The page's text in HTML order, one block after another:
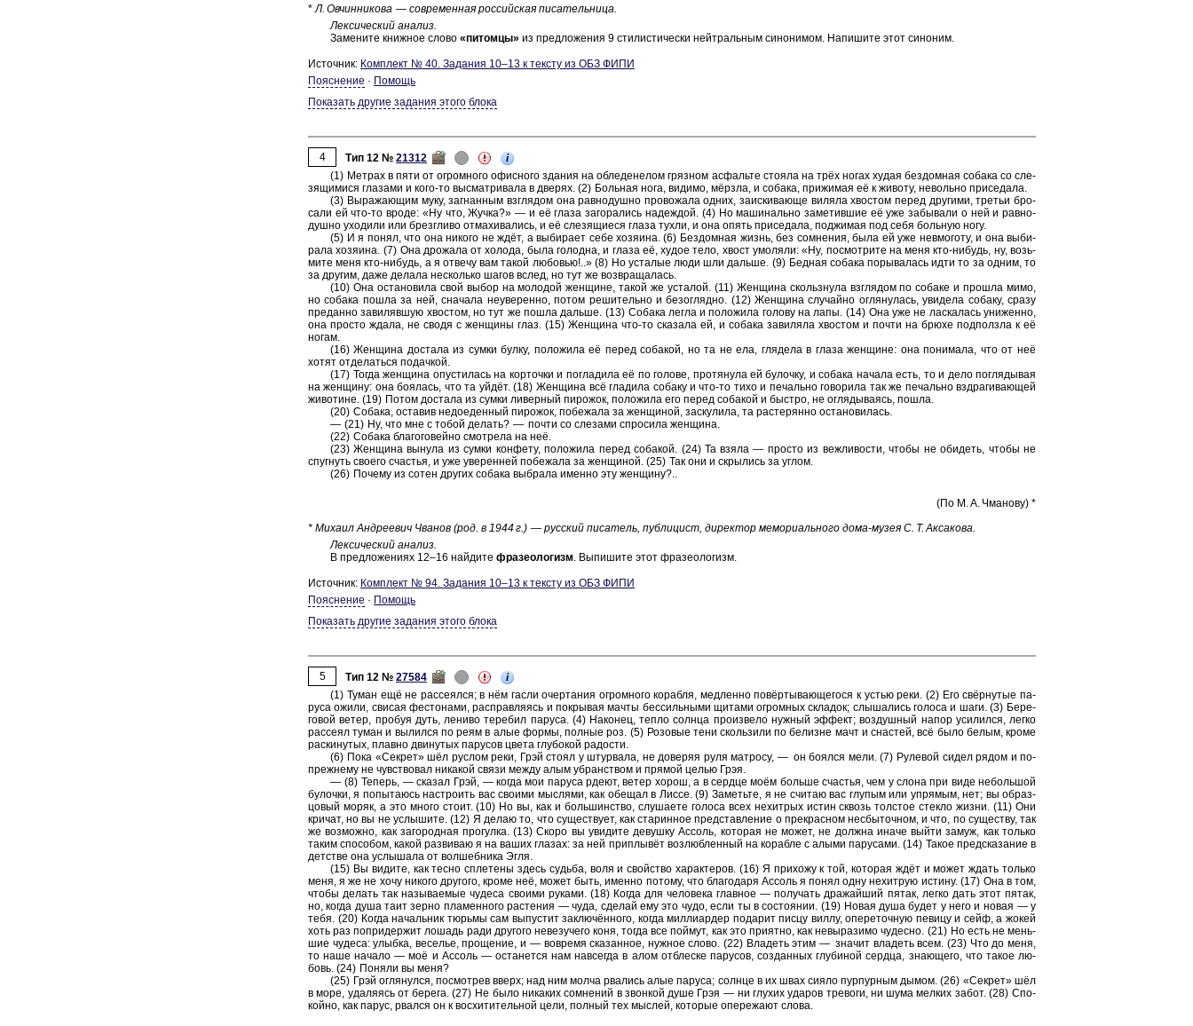
*Л. Ов­чин­ни­ко­ва — со­вре­мен­ная рос­сий­ская пи­са­тель­ни­ца.
Лек­си­че­ский ана­лиз.
За­ме­ни­те книж­ное слово «пи­том­цы» из пред­ло­же­ния 9 сти­ли­сти­че­ски ней­траль­ным си­но­ни­мом. На­пи­ши­те этот си­но­ним.
Источник: Ком­плект № 40. За­да­ния 10–13 к тек­сту из ОБЗ ФИПИ
Пояснение · Помощь
Показать другие задания этого блока
4 Тип 12 № 21312
i
(1) Мет­рах в пяти от огром­но­го офис­но­го зда­ния на об­ле­де­не­лом гряз­ном ас­фаль­те сто­я­ла на трёх ногах худая без­дом­ная со­ба­ка со сле­
зя­щи­ми­ся гла­за­ми и кого-то вы­смат­ри­ва­ла в две­рях. (2) Боль­ная нога, ви­ди­мо, мёрзла, и со­ба­ка, при­жи­мая её к жи­во­ту, не­воль­но при­се­да­ла.
(3) Вы­ра­жа­ю­щим муку, за­гнан­ным взгля­дом она рав­но­душ­но про­во­жа­ла одних, за­ис­ки­ва­ю­ще ви­ля­ла хво­стом перед дру­ги­ми, тре­тьи бро­
са­ли ей что-⁠то вроде: «Ну что, Жучка?» — и её глаза за­го­ра­лись на­деж­дой. (4) Но ма­ши­наль­но за­ме­тив­шие её уже за­бы­ва­ли о ней и рав­но­
душ­но ухо­ди­ли или брезг­ли­во от­ма­хи­ва­лись, и её сле­зя­щи­е­ся глаза тухли, и она опять при­се­да­ла, под­жи­мая под себя боль­ную ногу.
(5) И я понял, что она ни­ко­го не ждёт, а вы­би­ра­ет себе хо­зя­и­на. (6) Без­дом­ная жизнь, без со­мне­ния, была ей уже нев­мо­го­ту, и она вы­би­
ра­ла хо­зя­и­на. (7) Она дро­жа­ла от хо­ло­да, была го­лод­на, и глаза её, худое тело, хвост умо­ля­ли: «Ну, по­смот­ри­те на меня кто-⁠ни­будь, ну, возь­
ми­те меня кто-ни­будь, а я от­ве­чу вам такой лю­бо­вью!..» (8) Но уста­лые люди шли даль­ше. (9) Бед­ная со­ба­ка по­ры­ва­лась идти то за одним, то
за дру­гим, даже де­ла­ла не­сколь­ко шагов вслед, но тут же воз­вра­ща­лась.
(10) Она оста­но­ви­ла свой выбор на мо­ло­дой жен­щи­не, такой же уста­лой. (11) Жен­щи­на скольз­ну­ла взгля­дом по со­ба­ке и про­шла мимо,
но со­ба­ка пошла за ней, сна­ча­ла не­уве­рен­но, потом ре­ши­тель­но и без­огляд­но. (12) Жен­щи­на слу­чай­но огля­ну­лась, уви­де­ла со­ба­ку, сразу
пре­дан­но за­ви­ляв­шую хво­стом, но тут же пошла даль­ше. (13) Со­ба­ка легла и по­ло­жи­ла го­ло­ву на лапы. (14) Она уже не лас­ка­лась уни­жен­но,
она про­сто ждала, не сводя с жен­щи­ны глаз. (15) Жен­щи­на что-⁠то ска­за­ла ей, и со­ба­ка за­ви­ля­ла хво­стом и почти на брюхе под­полз­ла к её
ногам.
(16) Жен­щи­на до­ста­ла из сумки булку, по­ло­жи­ла её перед со­ба­кой, но та не ела, гля­де­ла в глаза жен­щи­не: она по­ни­ма­ла, что от неё
хотят от­де­лать­ся по­дач­кой.
(17) Тогда жен­щи­на опу­сти­лась на кор­точ­ки и по­гла­ди­ла её по го­ло­ве, про­тя­ну­ла ей бу­лоч­ку, и со­ба­ка на­ча­ла есть, то и дело по­гля­ды­вая
на жен­щи­ну: она бо­я­лась, что та уйдёт. (18) Жен­щи­на всё гла­ди­ла со­ба­ку и что-то тихо и пе­чаль­но го­во­ри­ла так же пе­чаль­но вздра­ги­ва­ю­щей
жи­во­ти­не. (19) Потом до­ста­ла из сумки ли­вер­ный пи­ро­жок, по­ло­жи­ла его перед со­ба­кой и быст­ро, не огля­ды­ва­ясь, пошла.
(20) Со­ба­ка, оста­вив не­до­еден­ный пи­ро­жок, по­бе­жа­ла за жен­щи­ной, за­ску­ли­ла, та рас­те­рян­но оста­но­ви­лась.
— (21) Ну, что мне с тобой де­лать? — почти со сле­за­ми спро­си­ла жен­щи­на.
(22) Со­ба­ка бла­го­го­вей­но смот­ре­ла на неё.
(23) Жен­щи­на вы­ну­ла из сумки кон­фе­ту, по­ло­жи­ла перед со­ба­кой. (24) Та взяла — про­сто из веж­ли­во­сти, чтобы не оби­деть, чтобы не
спуг­нуть сво­е­го сча­стья, и уже уве­рен­ней по­бе­жа­ла за жен­щи­ной. (25) Так они и скры­лись за углом.
(26) По­че­му из сотен дру­гих со­ба­ка вы­бра­ла имен­но эту жен­щи­ну?..
(По М. А. Чма­но­ву) *
* Ми­ха­ил Ан­дре­евич Чва­нов (род. в 1944 г.) — рус­ский пи­са­тель, пуб­ли­цист, ди­рек­тор ме­мо­ри­аль­но­го дома-⁠музея С. Т. Ак­са­ко­ва.
Лек­си­че­ский ана­лиз.
В пред­ло­же­ни­ях 12–16 най­ди­те фра­зео­ло­гизм. Вы­пи­ши­те этот фра­зео­ло­гизм.
Источник: Ком­плект № 94. За­да­ния 10–13 к тек­сту из ОБЗ ФИПИ
Пояснение · Помощь
Показать другие задания этого блока
5 Тип 12 № 27584
i
(1) Туман ещё не рас­се­ял­ся; в нём гасли очер­та­ния огром­но­го ко­раб­ля, мед­лен­но повёрты­ва­ю­ще­го­ся к устью реки. (2) Его свёрну­тые па­
ру­са ожили, сви­сая фе­сто­на­ми, рас­прав­ля­ясь и по­кры­вая мачты бес­силь­ны­ми щи­та­ми огром­ных скла­док; слы­ша­лись го­ло­са и шаги. (3) Бе­ре­
го­вой ветер, про­буя дуть, ле­ни­во те­ре­бил па­ру­са. (4) На­ко­нец, тепло солн­ца про­из­ве­ло нуж­ный эф­фект; воз­душ­ный напор уси­лил­ся, легко
рас­се­ял туман и вы­лил­ся по реям в алые формы, пол­ные роз. (5) Ро­зо­вые тени сколь­зи­ли по бе­лиз­не мачт и сна­стей, всё было белым, кроме
рас­ки­ну­тых, плав­но дви­ну­тых па­ру­сов цвета глу­бо­кой ра­до­сти.
(6) Пока «Сек­рет» шёл рус­лом реки, Грэй стоял у штур­ва­ла, не до­ве­ряя руля мат­ро­су, — он бо­ял­ся мели. (7) Ру­ле­вой сидел рядом и по-
преж­не­му не чув­ство­вал ни­ка­кой связи между алым убран­ством и пря­мой целью Грэя.
— (8) Те­перь, — ска­зал Грэй, — когда мои па­ру­са рдеют, ветер хорош, а в серд­це моём боль­ше сча­стья, чем у слона при виде не­боль­шой
бу­лоч­ки, я по­пы­та­юсь на­стро­ить вас сво­и­ми мыс­ля­ми, как обе­щал в Лиссе. (9) За­меть­те, я не счи­таю вас глу­пым или упря­мым, нет; вы об­раз­
цо­вый моряк, а это много стоит. (10) Но вы, как и боль­шин­ство, слу­ша­е­те го­ло­са всех не­хит­рых истин сквозь тол­стое стек­ло жизни. (11) Они
кри­чат, но вы не услы­ши­те. (12) Я делаю то, что су­ще­ству­ет, как ста­рин­ное пред­став­ле­ние о пре­крас­ном не­сбы­точ­ном, и что, по су­ще­ству, так
же воз­мож­но, как за­го­род­ная про­гул­ка. (13) Скоро вы уви­ди­те де­вуш­ку Ас­соль, ко­то­рая не может, не долж­на иначе выйти замуж, как толь­ко
таким спо­со­бом, какой раз­ви­ваю я на ваших гла­зах: за ней при­плывёт воз­люб­лен­ный на ко­раб­ле с алыми па­ру­са­ми. (14) Такое пред­ска­за­ние в
дет­стве она услы­ша­ла от вол­шеб­ни­ка Эгля.
(15) Вы ви­ди­те, как тесно спле­те­ны здесь судь­ба, воля и свой­ство ха­рак­те­ров. (16) Я при­хо­жу к той, ко­то­рая ждёт и может ждать толь­ко
меня, я же не хочу ни­ко­го дру­го­го, кроме неё, может быть, имен­но по­то­му, что бла­го­да­ря Ас­соль я понял одну не­хит­рую ис­ти­ну. (17) Она в том,
чтобы де­лать так на­зы­ва­е­мые чу­де­са сво­и­ми ру­ка­ми. (18) Когда для че­ло­ве­ка глав­ное — по­лу­чать дра­жай­ший пятак, легко дать этот пятак,
но, когда душа таит зерно пла­мен­но­го рас­те­ния — чуда, сде­лай ему это чудо, если ты в со­сто­я­нии. (19) Новая душа будет у него и новая — у
тебя. (20) Когда на­чаль­ник тюрь­мы сам вы­пу­стит за­ключённого, когда мил­ли­ар­дер по­да­рит писцу виллу, опе­ре­точ­ную пе­ви­цу и сейф, а жокей
хоть раз по­при­дер­жит ло­шадь ради дру­го­го не­ве­зу­че­го коня, тогда все пой­мут, как это при­ят­но, как не­вы­ра­зи­мо чу­дес­но. (21) Но есть не мень­
шие чу­де­са: улыб­ка, ве­се­лье, про­ще­ние, и — во­вре­мя ска­зан­ное, нуж­ное слово. (22) Вла­деть этим — зна­чит вла­деть всем. (23) Что до меня,
то наше на­ча­ло — моё и Ас­соль — оста­нет­ся нам на­все­гда в алом от­блес­ке па­ру­сов, со­здан­ных глу­би­ной серд­ца, зна­ю­ще­го, что такое лю­
бовь. (24) По­ня­ли вы меня?
(25) Грэй огля­нул­ся, по­смот­рев вверх; над ним молча рва­лись алые па­ру­са; солн­це в их швах сияло пур­пур­ным дымом. (26) «Сек­рет» шёл
в море, уда­ля­ясь от бе­ре­га. (27) Не было ни­ка­ких со­мне­ний в звон­кой душе Грэя — ни глу­хих уда­ров тре­во­ги, ни шума мел­ких забот. (28) Спо­
кой­но, как парус, рвал­ся он к вос­хи­ти­тель­ной цели, пол­ный тех мыс­лей, ко­то­рые опе­ре­жа­ют слова.